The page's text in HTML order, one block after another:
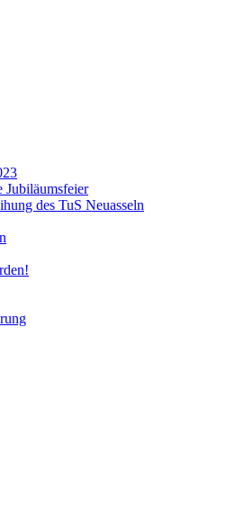
Jubiläumsfeier
des TuS Neuasseln